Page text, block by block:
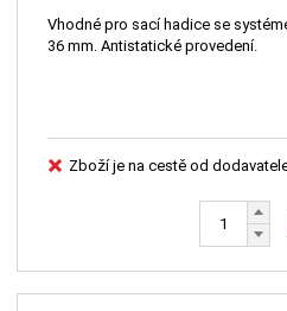
Vhodné pro sací hadice se
36 mm. Antistatické provedení.
Zboží je na cestě od